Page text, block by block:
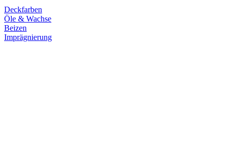
Deckfarben
Öle & Wachse
Beizen
Imprägnierung